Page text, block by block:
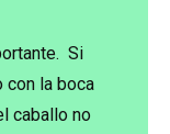
Si
con la boca
caballo no